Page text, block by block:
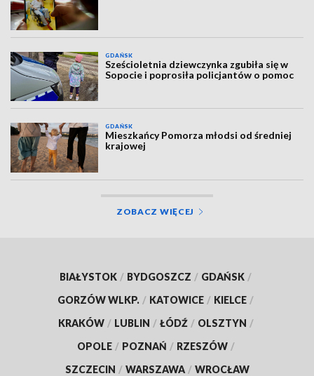
GDAŃSK
Sześcioletnia dziewczynka zgubiła się w
Sopocie i poprosiła policjantów o pomoc
GDAŃSK
Mieszkańcy Pomorza młodsi od średniej
krajowej
ZOBACZ WIĘCEJ
BIAŁYSTOK / BYDGOSZCZ / GDAŃSK /
GORZÓW WLKP. / KATOWICE / KIELCE /
KRAKÓW / LUBLIN / ŁÓDŹ / OLSZTYN /
OPOLE / POZNAŃ / RZESZÓW /
SZCZECIN / WARSZAWA / WROCŁAW